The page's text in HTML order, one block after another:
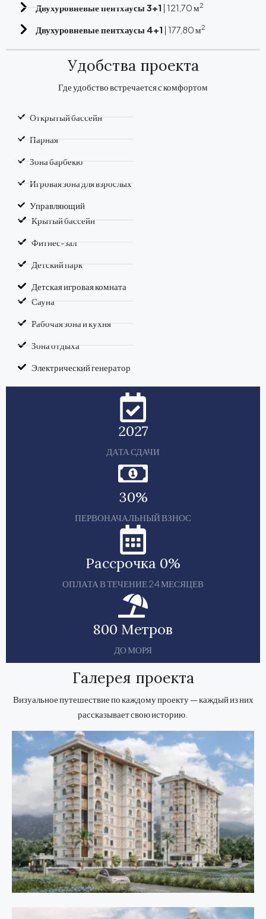
Двухуровневые пентхаусы 3+1 | 121,70 м2
Двухуровневые пентхаусы 4+1 | 177,80 м2
Удобства проекта
Где удобство встречается с комфортом
Открытый бассейн
Парная
Зона барбекю
Игровая зона для взрослых
Управляющий
Крытый бассейн
Фитнес-зал
Детский парк
Детская игровая комната
Сауна
Рабочая зона и кухня
Зона отдыха
Электрический генератор
2027
ДАТА СДАЧИ
30%
ПЕРВОНАЧАЛЬНЫЙ ВЗНОС
Рассрочка 0%
ОПЛАТА В ТЕЧЕНИЕ 24 МЕСЯЦЕВ
800 Метров
ДО МОРЯ
Галерея проекта
Визуальное путешествие по каждому проекту — каждый из них
рассказывает свою историю.